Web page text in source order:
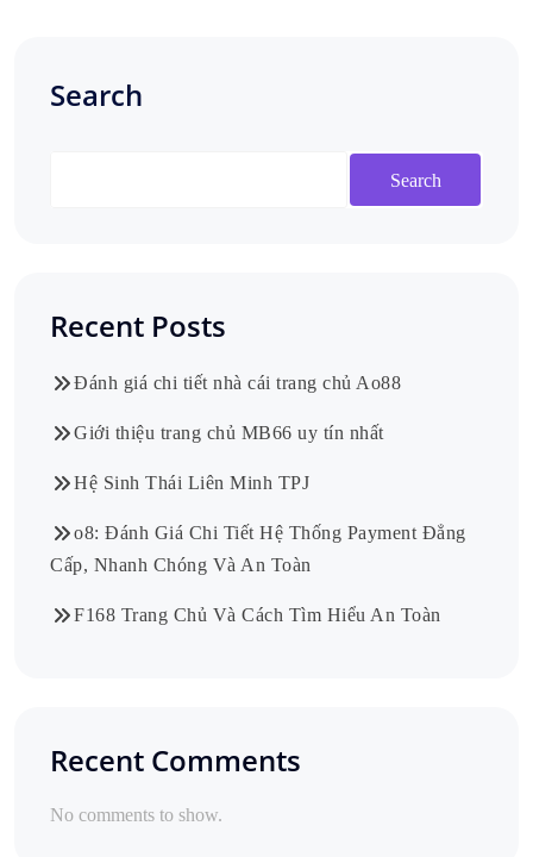
Search
Search
Recent Posts
Đánh giá chi tiết nhà cái trang chủ Ao88
Giới thiệu trang chủ MB66 uy tín nhất
Hệ Sinh Thái Liên Minh TPJ
o8: Đánh Giá Chi Tiết Hệ Thống Payment Đẳng
Cấp, Nhanh Chóng Và An Toàn
F168 Trang Chủ Và Cách Tìm Hiểu An Toàn
Recent Comments
No comments to show.